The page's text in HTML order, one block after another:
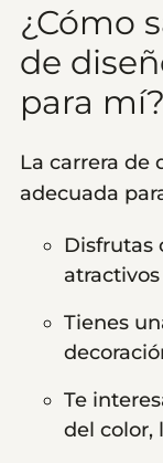
¿Cómo
de
para mí?
La carrera de
adecuada
Disfrutas
Tienes
Te
del color,